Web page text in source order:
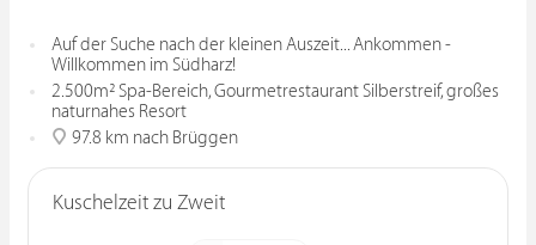
Auf der Suche nach der kleinen Auszeit... Ankommen -
Willkommen im Südharz!
2.500m² Spa-Bereich, Gourmetrestaurant Silberstreif, großes
naturnahes Resort
97.8 km nach Brüggen
Kuschelzeit zu Zweit